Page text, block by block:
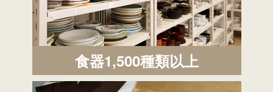
食器1,500種類以上